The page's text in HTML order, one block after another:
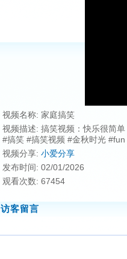
视频名称: 家庭搞笑
视频描述: 搞笑视频：快乐很简
#搞笑 #搞笑视频 #金秋时光
视频分享: 小爱分享
发布时间: 02/01/2026
观看次数: 67454
访客留言